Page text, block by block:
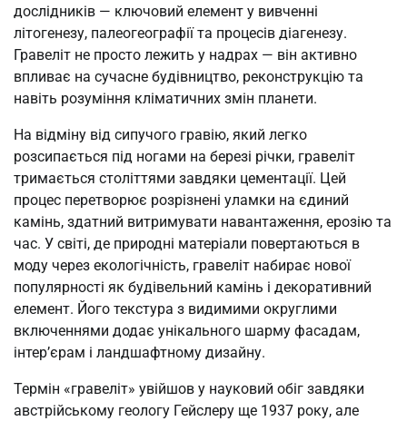
дослідників — ключовий елемент у вивченні
літогенезу, палеогеографії та процесів діагенезу.
Гравеліт не просто лежить у надрах — він активно
впливає на сучасне будівництво, реконструкцію та
навіть розуміння кліматичних змін планети.
На відміну від сипучого гравію, який легко
розсипається під ногами на березі річки, гравеліт
тримається століттями завдяки цементації. Цей
процес перетворює розрізнені уламки на єдиний
камінь, здатний витримувати навантаження, ерозію та
час. У світі, де природні матеріали повертаються в
моду через екологічність, гравеліт набирає нової
популярності як будівельний камінь і декоративний
елемент. Його текстура з видимими округлими
включеннями додає унікального шарму фасадам,
інтер’єрам і ландшафтному дизайну.
Термін «гравеліт» увійшов у науковий обіг завдяки
австрійському геологу Гейслеру ще 1937 року, але